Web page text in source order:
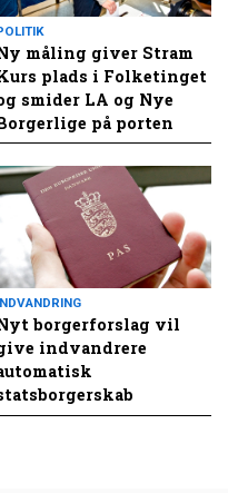
måling giver Stram
plads i Folketinget
smider LA og Nye
på porten
borgerforslag vil
indvandrere